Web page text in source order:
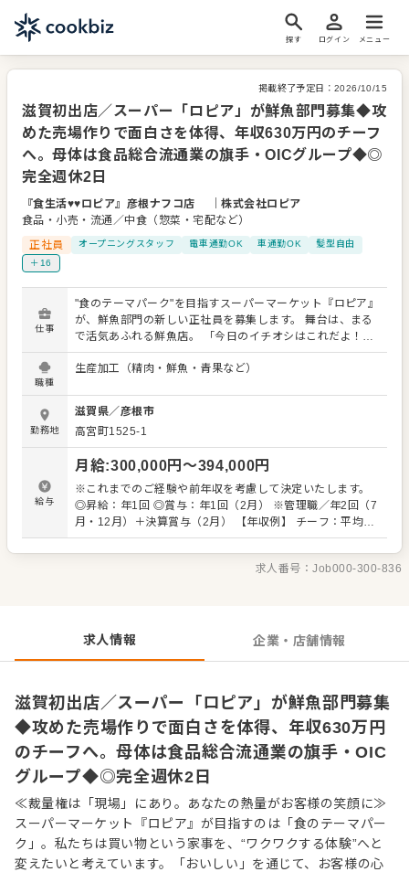
探す ログイン メニュー
掲載終了予定日： 2026/10/15
滋賀初出店／スーパー「ロピア」が鮮魚部門募集◆攻
めた売場作りで面白さを体得、年収630万円のチーフ
へ。母体は食品総合流通業の旗手・OICグループ◆◎
完全週休2日
『食生活♥♥ロピア』彦根ナフコ店 ｜株式会社ロピア
食品・小売・流通／中食（惣菜・宅配など）
正社員
オープニングスタッフ 電車通勤OK 車通勤OK
髪型自由
＋16
仕事
"食のテーマパーク"を目指すスーパーマーケット『ロピア』
が、鮮魚部門の新しい正社員を募集します。 舞台は、まる
で活気あふれる鮮魚店。 「今日のイチオシはこれだよ！」
「煮付けにすると最高ですよ」 そんな会話が飛び交う場所
で、あなたにはテーマパークのクルーのようにお客様を盛
の食卓を彩るヒントになります。 お客様の「今日のお宝
（お買い得品）」を探し出す。そんな遊び心を持って、接
客をしてくださる方なら大歓迎です。 魚をさばく技術や高
度な商品知識は、当社が徐々にお教えします。未経験から
スタートした先輩も多数います。 また経験のある方は、自
由度高くご活躍できます。チーフ候補として、仕入れから
商品開発、攻めた売り場作りまで幅広い業務をお任せしま
す。 「自分の色が出せる売場で勝負したい」 「本部の方針
の出会いを待ってます。 自らファンを増やしていく、そん
な「商売の原点」を当社で体感してください。 ■業務内
ンドも考案できます） ・価格設定（店舗によって価格が異
なります） ・人材育成・採用 など
職種
生産加工（精肉・鮮魚・青果など）
勤務地
滋賀県／彦根市
高宮町1525-1
給与
月給:300,000円〜394,000円
※これまでのご経験や前年収を考慮して決定いたします。
◎昇給：年1回 ◎賞与：年1回（2月） ※管理職／年2回（7
月・12月）＋決算賞与（2月） 【年収例】 チーフ：平均
630万円 ※チーフ以上：700万円以上（平均年齢32歳） ※
試用期間3ヶ月あり（期間中、条件変更なし） ※固定残業
代35時間分61,000円～80,300円を支給。超過分は別途支
求人番号：Job000-300-836
求人情報 企業・店舗情報
滋賀初出店／スーパー「ロピア」が鮮魚部門募集
◆攻めた売場作りで面白さを体得、年収630万円
のチーフへ。母体は食品総合流通業の旗手・OIC
グループ◆◎完全週休2日
≪裁量権は「現場」にあり。あなたの熱量がお客様の笑顔に≫
スーパーマーケット『ロピア』が目指すのは「食のテーマパー
ク」。私たちは買い物という家事を、“ワクワクする体験”へと
変えたいと考えています。「おいしい」を通じて、お客様の心